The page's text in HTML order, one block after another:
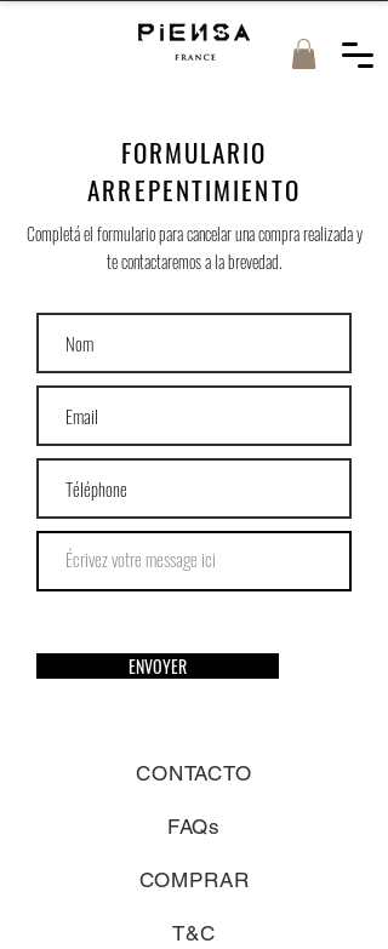
FORMULARIO
ARREPENTIMIENTO
Completá el formulario para cancelar una compra realizada y
te contactaremos a la brevedad.
ENVOYER
CONTACTO
FAQs
COMPRAR
T&C